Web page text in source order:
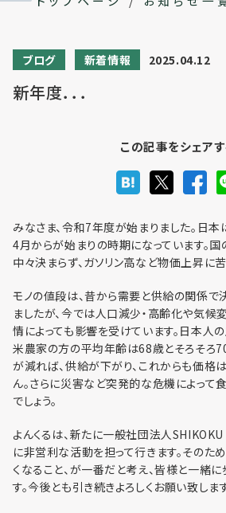
会社概要
利用までの流れ・利用
お問い合わせ
個人情報保護方針
利用までの流れ
ブログ 新着情報 2025.04.12
新年度．．．
この記事をシェア
みなさま、令和7年度が始まりました。日
4月からが始まりの時期になっています。
中々決まらず、ガソリン高など物価上昇に苦
モノの値段は、昔から需要と供給の関係で
ましたが、今では人口減少・高齢化や気候
情によっても影響を受けています。日本人
米農家の方の平均年齢は68歳とそろそろ
が減れば、供給が下がり、これからも価格
ん。さらに災害など突発的な危機によって
でしょう。
よんくるは、新たに一般社団法人
に非営利な活動を担って行きます。そのた
くなること、が一番だと考え、皆様と一緒
す。今後とも引き続きよろしくお願い致します